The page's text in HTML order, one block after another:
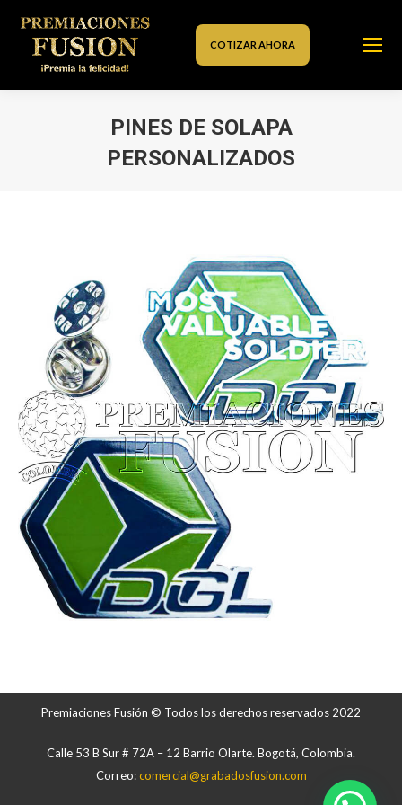
COTIZAR AHORA
PINES DE SOLAPA
PERSONALIZADOS
Premiaciones Fusión © Todos los derechos reservados 2022
Calle 53 B Sur # 72A – 12 Barrio Olarte. Bogotá, Colombia.
Correo:comercial@grabadosfusion.com